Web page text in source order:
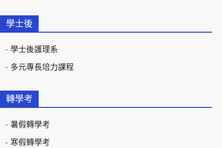
學士後
學士後護理系
多元專長培力課程
轉學考
暑假轉學考
寒假轉學考